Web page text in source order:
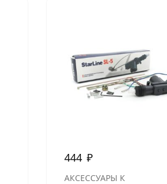
444 ₽
АКСЕССУАРЫ К